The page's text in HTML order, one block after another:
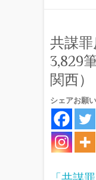
共謀
3,829
関西）
シェアお願